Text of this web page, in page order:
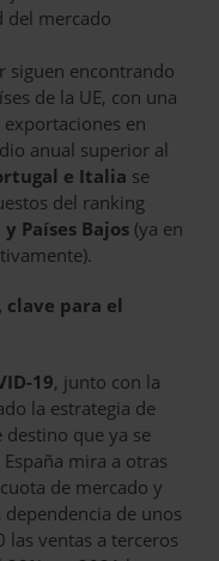
del mercado
siguen encontrando
de la UE, con una
en
anual superior al
e Italia se
del ranking
Países Bajos (ya en
clave para el
19, junto con la
la estrategia de
que ya se
mira a otras
de mercado y
de unos
las ventas a terceros